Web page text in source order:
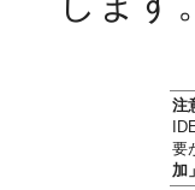
注
要
加」